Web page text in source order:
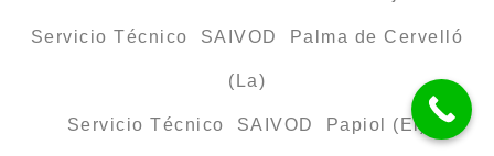
Servicio Técnico SAIVOD Palma de Cervelló
(La)
Servicio Técnico SAIVOD Papiol (El)